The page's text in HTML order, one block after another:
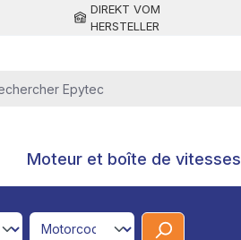
DIREKT VOM
HERSTELLER
Moteur et boîte de vitesses
engineCodeId